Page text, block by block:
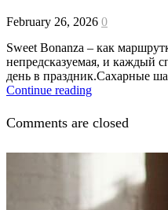
February 26, 2026 0
Sweet Bonanza – как
непредсказуемая, и каждый
день в праздник.Сахарные
Continue reading
Comments are closed